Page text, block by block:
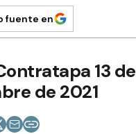
fuente en
13 de
de 2021